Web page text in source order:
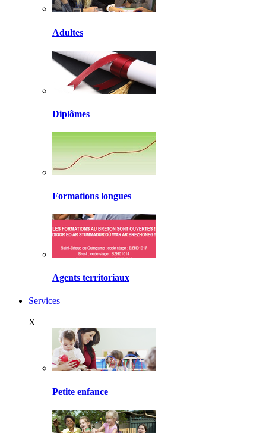
Adultes
Diplômes
Formations longues
Agents territoriaux
Services
X
Petite enfance